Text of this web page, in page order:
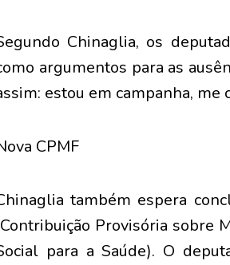
Chinaglia, os
argumentos para as
estou em campanha, me
CPMF
também espera
Provisória sobre
para a Saúde). O